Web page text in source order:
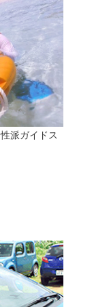
派ガイドス